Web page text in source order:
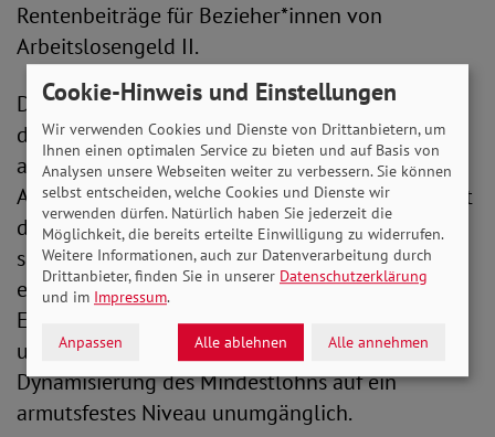
Rentenbeiträge für Bezieher*innen von
Arbeitslosengeld II.
Die Rente ist bekanntermaßen das Spiegelbild
des Erwerbslebens. Um eine gute und
auskömmliche Rente zu gewährleisten und
Altersarmut gezielt zu bekämpfen, sind aus Sicht
des SoVD zudem die Förderung von
sozialversicherungspflichtigen Jobs ab dem
ersten Euro, gleicher Lohn für gleiche Arbeit, die
Einführung eines individuellen Rechts auf Aus-
und Weiterbildung sowie die Anhebung und
Dynamisierung des Mindestlohns auf ein
armutsfestes Niveau unumgänglich.
Cookie-Hinweis und Einstellungen
Wir verwenden Cookies und Dienste von Drittanbietern, um
Ihnen einen optimalen Service zu bieten und auf Basis von
Analysen unsere Webseiten weiter zu verbessern. Sie können
selbst entscheiden, welche Cookies und Dienste wir
verwenden dürfen. Natürlich haben Sie jederzeit die
Möglichkeit, die bereits erteilte Einwilligung zu widerrufen.
Weitere Informationen, auch zur Datenverarbeitung durch
Drittanbieter, finden Sie in unserer Datenschutzerklärung
und im Impressum.
Anpassen Alle ablehnen Alle annehmen